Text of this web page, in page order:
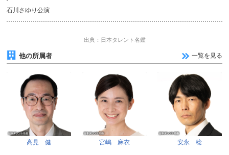
石川さゆり公演
出典：日本タレント名鑑
他の所属者 一覧を見る
高見 健 宮嶋 麻衣 安永 稔